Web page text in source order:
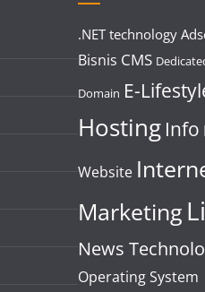
.NET technology
Bisnis CMS
Domain E-
Hosting Info
Website
Marketing
News
Operating System